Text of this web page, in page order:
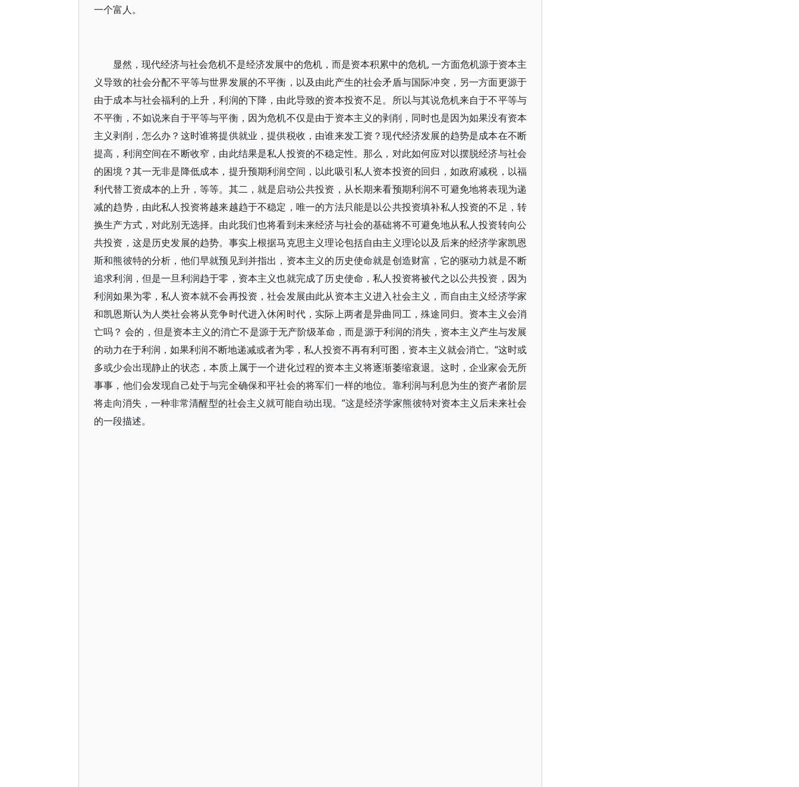
一个富人。
显然，现代经济与社会危机不是经济发展中的危机，而是资本积累中的危机, 一方面危机源于资本主
义导致的社会分配不平等与世界发展的不平衡，以及由此产生的社会矛盾与国际冲突，另一方面更源于
由于成本与社会福利的上升，利润的下降，由此导致的资本投资不足。所以与其说危机来自于不平等与
不平衡，不如说来自于平等与平衡，因为危机不仅是由于资本主义的剥削，同时也是因为如果没有资本
主义剥削，怎么办？这时谁将提供就业，提供税收，由谁来发工资？现代经济发展的趋势是成本在不断
提高，利润空间在不断收窄，由此结果是私人投资的不稳定性。那么，对此如何应对以摆脱经济与社会
的困境？其一无非是降低成本，提升预期利润空间，以此吸引私人资本投资的回归，如政府减税，以福
利代替工资成本的上升，等等。其二，就是启动公共投资，从长期来看预期利润不可避免地将表现为递
减的趋势，由此私人投资将越来越趋于不稳定，唯一的方法只能是以公共投资填补私人投资的不足，转
换生产方式，对此别无选择。由此我们也将看到未来经济与社会的基础将不可避免地从私人投资转向公
共投资，这是历史发展的趋势。事实上根据马克思主义理论包括自由主义理论以及后来的经济学家凯恩
斯和熊彼特的分析，他们早就预见到并指出，资本主义的历史使命就是创造财富，它的驱动力就是不断
追求利润，但是一旦利润趋于零，资本主义也就完成了历史使命，私人投资将被代之以公共投资，因为
利润如果为零，私人资本就不会再投资，社会发展由此从资本主义进入社会主义，而自由主义经济学家
和凯恩斯认为人类社会将从竞争时代进入休闲时代，实际上两者是异曲同工，殊途同归。资本主义会消
亡吗？ 会的，但是资本主义的消亡不是源于无产阶级革命，而是源于利润的消失，资本主义产生与发展
的动力在于利润，如果利润不断地递减或者为零，私人投资不再有利可图，资本主义就会消亡。“这时或
多或少会出现静止的状态，本质上属于一个进化过程的资本主义将逐渐萎缩衰退。这时，企业家会无所
事事，他们会发现自己处于与完全确保和平社会的将军们一样的地位。靠利润与利息为生的资产者阶层
将走向消失，一种非常清醒型的社会主义就可能自动出现。”这是经济学家熊彼特对资本主义后未来社会
的一段描述。